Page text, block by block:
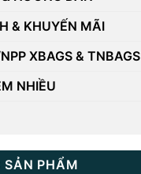
& KHUYẾN MÃI
XBAGS & TNBAGS
NHIỀU
SẢN PHẨM